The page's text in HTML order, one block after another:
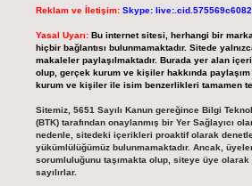
Reklam ve İletişim: Skype:
Yasal Uyarı: Bu internet sitesi, herhangi bir
hiçbir bağlantısı bulunmamaktadır. Sitede
makaleler paylaşılmaktadır. Burada yer alan
olup, gerçek kurum ve kişiler hakkında paylaşım
kurum ve kişiler ile isim benzerlikleri tamamen
Sitemiz, 5651 Sayılı Kanun gereğince Bilgi
(BTK) tarafından onaylanmış bir Yer Sağlayıcı
nedenle, sitedeki içerikleri proaktif olarak
yükümlülüğümüz bulunmamaktadır. Ancak,
sorumluluğunu taşımakta olup, siteye üye
sayılırlar.